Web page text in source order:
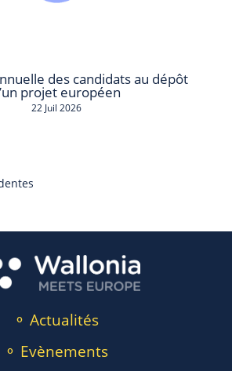
des candidats au dépôt
projet européen
22 Juil 2026
⚬ Actualités
⚬ Evènements